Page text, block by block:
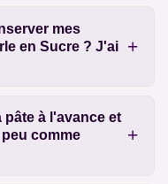
mes
en Sucre ? J'ai
pâte à l'avance et
comme